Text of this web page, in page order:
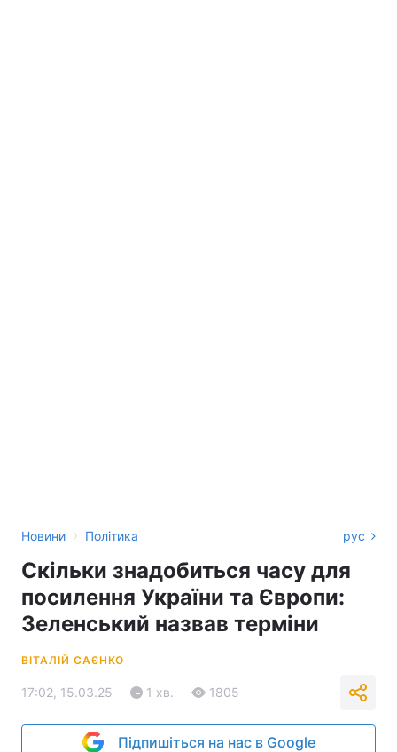
Новини › Політика рус
Скільки знадобиться часу для
посилення України та Європи:
Зеленський назвав терміни
ВІТАЛІЙ САЄНКО
17:02, 15.03.25 1 хв. 1805
Підпишіться на нас в Google